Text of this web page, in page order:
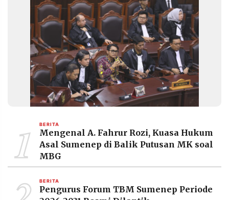
1 BERITA
Mengenal A. Fahrur Rozi, Kuasa Hukum
Asal Sumenep di Balik Putusan MK soal
MBG
BERITA
Pengurus Forum TBM Sumenep Periode